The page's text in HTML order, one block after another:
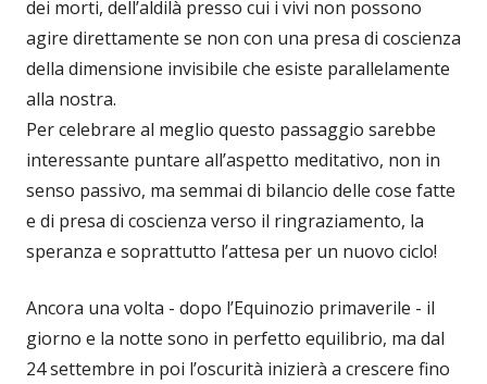
dei morti, dell’aldilà presso cui i vivi non possono
agire direttamente se non con una presa di coscienza
della dimensione invisibile che esiste parallelamente
alla nostra.
Per celebrare al meglio questo passaggio sarebbe
interessante puntare all’aspetto meditativo, non in
senso passivo, ma semmai di bilancio delle cose fatte
e di presa di coscienza verso il ringraziamento, la
speranza e soprattutto l’attesa per un nuovo ciclo!
Ancora una volta - dopo l’Equinozio primaverile - il
giorno e la notte sono in perfetto equilibrio, ma dal
24 settembre in poi l’oscurità inizierà a crescere fino